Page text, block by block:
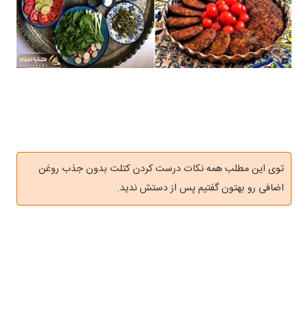
توی این مطلب همه نکات درست کردن کتلت بدون جذب روغن
اضافی رو بهتون گفتیم پس از دستش ندید.